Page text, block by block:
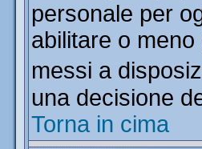
personale per
abilitare o
messi a
una decisione
Torna in cima